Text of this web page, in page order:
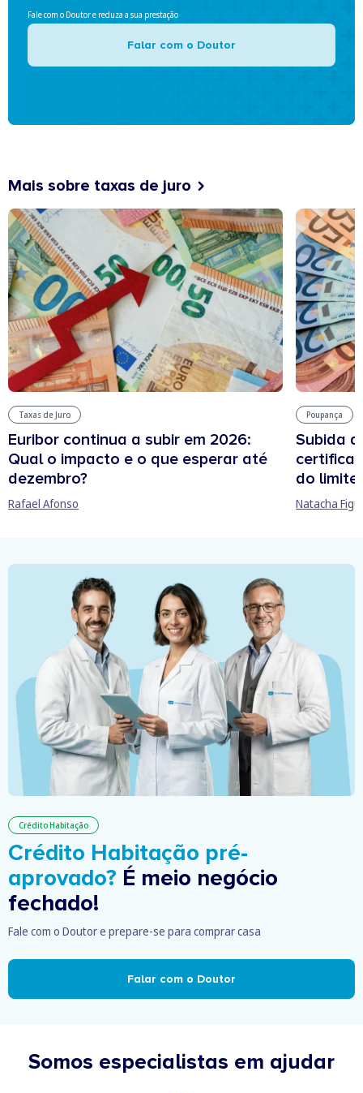
Fale com o Doutor e reduza a sua prestação
Falar com o Doutor
Mais sobre taxas de juro
Taxas de Juro
Euribor continua a subir em 2026:
Qual o impacto e o que esperar até
dezembro?
Rafael Afonso
Poupança
Subida
do limite
Natacha
Crédito Habitação
Crédito Habitação pré-
aprovado? É meio negócio
fechado!
Fale com o Doutor e prepare-se para comprar casa
Falar com o Doutor
Somos especialistas em ajudar